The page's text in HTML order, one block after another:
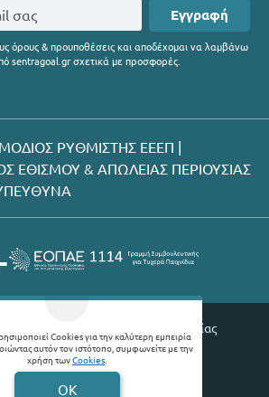
Cookies για την καλύτερη εμπειρία
αυτόν τον ιστότοπο, συμφωνείτε με την
χρήση τωνCookies.
OK
Εγγραφή
όρους & προυποθέσεις και αποδέχομαι να λαμβάνω
sentragoal.gr σχετικά με προσφορές.
ΡΥΘΜΙΣΤΗΣ ΕΕΕΠ |
ΕΘΙΣΜΟΥ & ΑΠΩΛΕΙΑΣ ΠΕΡΙΟΥΣΙΑΣ
Θέσεις εργασίας
© 2026 Sentragoal
byDigital Winners